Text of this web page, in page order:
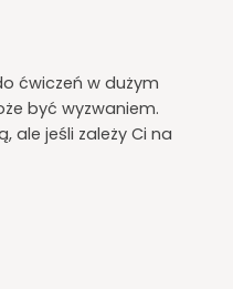
ćwiczeń w dużym
być wyzwaniem.
ale jeśli zależy Ci na